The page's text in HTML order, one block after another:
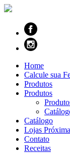
Home
Calcule sua
Produtos
Produtos
Catálogo
Lojas
Contato
Receitas